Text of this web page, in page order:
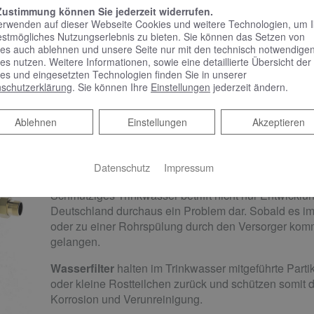
die Ihr Trinkwasser
Wasser filtern
Schmutziges Trinkwasser betrifft nicht nur
Deutschland durchaus ein Problem dar. Sobald es
oder zu einer Rohrspülung durch den Versorger
gelangen.
Wasserfilter halten im Trinkwasser mitgeführte
oder kleine Rostteilchen zurück und schützen somit
Korrosion und Verunreinigung.
können Sie jederzeit widerrufen.
auf dieser Webseite Cookies und weitere Technologien, um
Nutzungserlebnis zu bieten. Sie können das Setzen von
auch ablehnen und unsere Seite nur mit den technisch notwendigen
nutzen. Weitere Informationen, sowie eine detaillierte Übersicht der
und eingesetzten Technologien finden Sie in unserer
. Sie können Ihre Einstellungen jederzeit ändern.
Akzeptieren
Einstellungen
Ablehnen
Ablehnen
Datenschutz Impressum